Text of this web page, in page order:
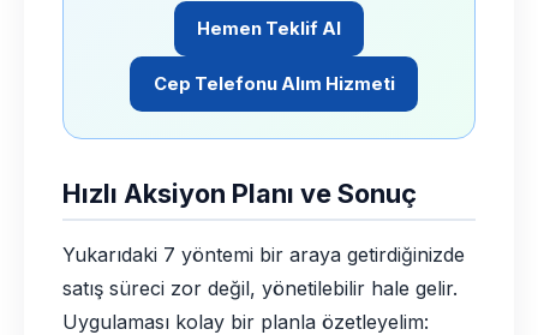
Hemen Teklif Al
Cep Telefonu Alım Hizmeti
Hızlı Aksiyon Planı ve Sonuç
Yukarıdaki 7 yöntemi bir araya getirdiğinizde
satış süreci zor değil, yönetilebilir hale gelir.
Uygulaması kolay bir planla özetleyelim: